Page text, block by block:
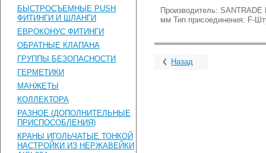
БЫСТРОСЪЕМНЫЕ PUSH
ФИТИНГИ И ШЛАНГИ
ЕВРОКОНУС ФИТИНГИ
ОБРАТНЫЕ КЛАПАНА
ГРУППЫ БЕЗОПАСНОСТИ
ГЕРМЕТИКИ
МАНЖЕТЫ
КОЛЛЕКТОРА
РАЗНОЕ (ДОПОЛНИТЕЛЬНЫЕ
ПРИСПОСОБЛЕНИЯ)
КРАНЫ ИГОЛЬЧАТЫЕ ТОНКОЙ
НАСТРОЙКИ ИЗ НЕРЖАВЕЙКИ
Производитель:
мм Тип присоединения: F-
Назад